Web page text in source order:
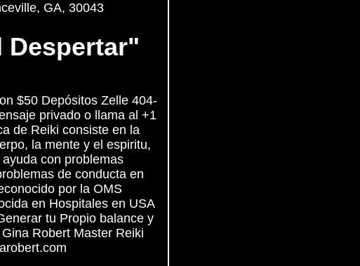
GA, 30043
Despertar"
$50 Depósitos Zelle 404-
privado o llama al +1
de Reiki consiste en la
la mente y el espiritu,
con problemas
de conducta en
por la OMS
en Hospitales en USA
tu Propio balance y
Robert Master Reiki